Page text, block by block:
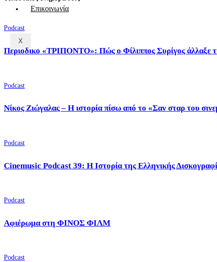
Επικοινωνία
X
Podcast
Περιοδικο «ΤΡΙΠΟΝΤΟ»: Πώς ο Φίλιππος Συρίγος άλλαξε
Podcast
Νίκος Ζιώγαλας – Η ιστορία πίσω από το «Σαν σταρ του
Podcast
Cinemusic Podcast 39: Η Ιστορία της Ελληνικής
Podcast
Αφιέρωμα στη ΦΙΝΟΣ ΦΙΛΜ
Podcast